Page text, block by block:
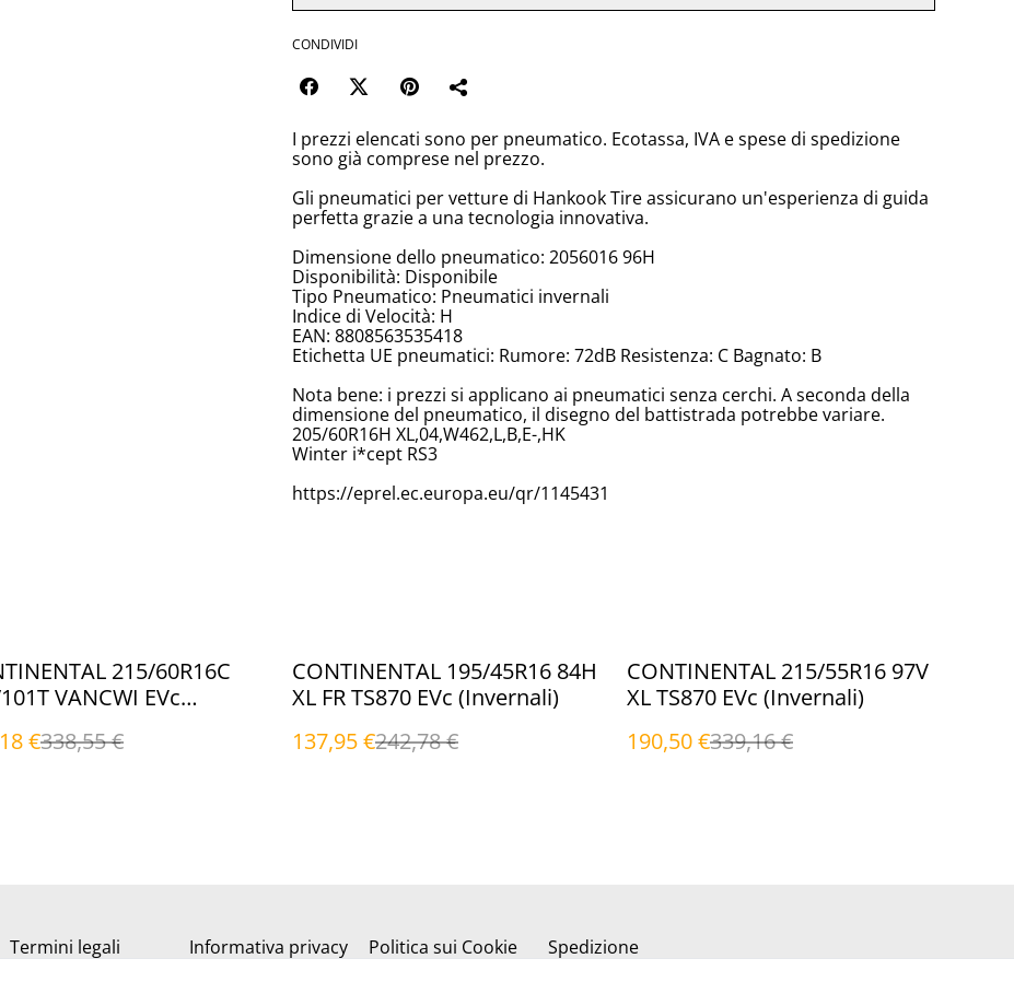
CONDIVIDI
I prezzi elencati sono per pneumatico. Ecotassa, IVA e spese di spedizione
sono già comprese nel prezzo.
Gli pneumatici per vetture di Hankook Tire assicurano un'esperienza di guida
perfetta grazie a una tecnologia innovativa.
Dimensione dello pneumatico: 2056016 96H
Disponibilità: Disponibile
Tipo Pneumatico: Pneumatici invernali
Indice di Velocità: H
EAN: 8808563535418
Etichetta UE pneumatici: Rumore: 72dB Resistenza: C Bagnato: B
Nota bene: i prezzi si applicano ai pneumatici senza cerchi. A seconda della
dimensione del pneumatico, il disegno del battistrada potrebbe variare.
205/60R16H XL,04,W462,L,B,E-,HK
Winter i*cept RS3
https://eprel.ec.europa.eu/qr/1145431
215/60R16C
VANCWI EVc
€338,55 €
%
CONTINENTAL 195/45R16 84H
XL FR TS870 EVc (Invernali)
137,95 €242,78 €
%
CONTINENTAL 215/55R16 97V
XL TS870 EVc (Invernali)
190,50 €339,16 €
Termini legali Informativa privacy Politica sui Cookie Spedizione